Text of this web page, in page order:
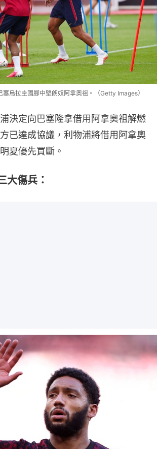
烏拉圭國腳中堅朗奴阿拿奧祖。（Getty Images）
決定向巴塞隆拿借用阿拿奧祖解燃
已達成協議，利物浦將借用阿拿奧
夏優先買斷。
大傷兵：